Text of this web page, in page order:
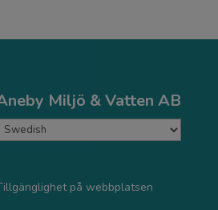
Miljö & Vatten AB
på webbplatsen